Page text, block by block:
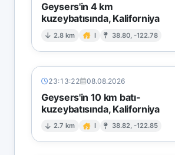
Geysers'in 4 km
kuzeybatısında, Kaliforniya
2.8 km I 38.80, -122.78
23:13:22 08.08.2026
Geysers'in 10 km batı-
kuzeybatısında, Kaliforniya
2.7 km I 38.82, -122.85